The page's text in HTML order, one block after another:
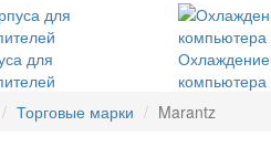
для
Охлаждение
компьютера
Торговые марки Marantz